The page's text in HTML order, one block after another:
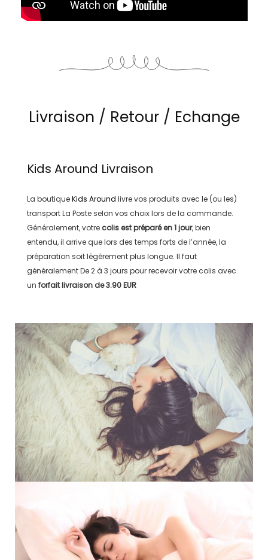
Livraison / Retour / Echange
Kids Around Livraison
La boutiqueKids Around livre vos produits avec le (ou les)
transportLa Posteselon vos choix lors de la commande.
Généralement, votre colis est préparé en1 jour, bien
entendu, il arrive que lors des temps forts de l’année, la
préparation soit légérement plus longue. Il faut
généralementDe 2 à 3 jours pour recevoir votre colis avec
un forfait livraison de3.90 EUR